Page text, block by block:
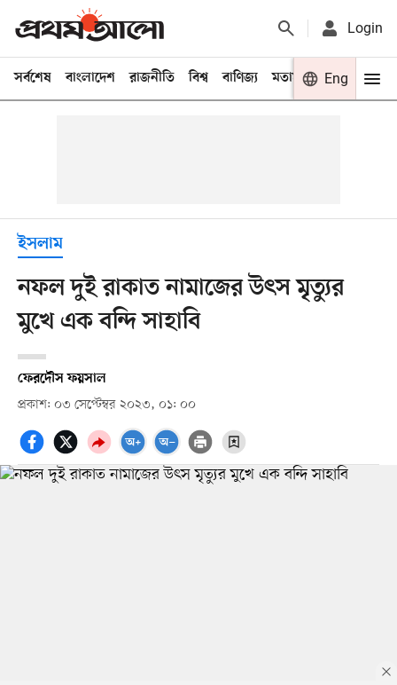
Login
সর্বশেষ বাংলাদেশ রাজনীতি বিশ্ব বাণিজ্য মতামত খেলা
Eng
ইসলাম
নফল দুই রাকাত নামাজের উৎস মৃত্যুর
মুখে এক বন্দি সাহাবি
ফেরদৌস ফয়সাল
প্রকাশ: ০৩ সেপ্টেম্বর ২০২৩, ০১: ০০